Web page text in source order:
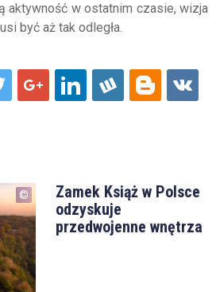
aktywność w ostatnim czasie, wizja
być aż tak odległa.
Zamek Książ w Polsce
odzyskuje
przedwojenne wnętrza